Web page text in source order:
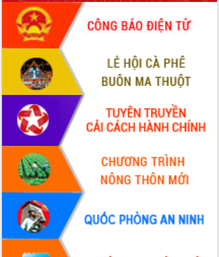
món ăn từ sầu riêng
Đắk Lắk công bố Quy hoạch và xúc
tiến đầu tư tỉnh
Ngành cá ngừ Đắk Lắk chủ động thích
ứng để giữ vững thị trường xuất khẩu
Diễn đàn Kinh tế tư nhân Việt Nam đột
phá cơ chế - Hợp tác công tư
Đề án 06 tạo bước ngoặt đột phá trong
cải cách hành chính tỉnh Đắk Lắk
Kết nối tour, đẩy mạnh chuyển đổi số
để phát triển du lịch Đắk Lắk
Khởi động Dự án Đầu tư xây dựng hạ
tầng kỹ thuật Cụm công nghiệp Tân
Tiến
Gặp mặt các cơ quan báo chí nhân Kỷ
niệm 101 năm Ngày Báo chí Cách
mạng Việt Nam
Đắk Lắk sơ kết 4 năm triển khai thực
hiện Đề án 06 của Chính phủ
Họp báo thông tin về Hội nghị Công bố
Quy hoạch và Xúc tiến đầu tư tỉnh Đắk
Khơi thông điểm nghẽn, đẩy nhanh
giải ngân vốn khắc phục thiên tai